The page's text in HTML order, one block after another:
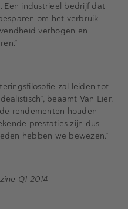
Een industrieel bedrijf dat
om het verbruik
verhogen en
zal leiden tot
beaamt Van Lier.
rendementen houden
prestaties zijn dus
hebben we bewezen.”
Q1 2014